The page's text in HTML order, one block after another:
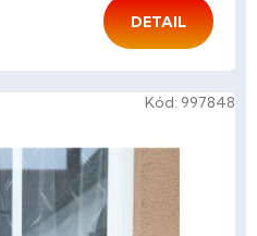
DETAIL
Kód: 997848